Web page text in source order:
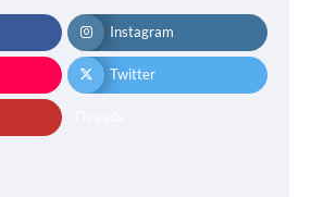
Instagram
Twitter